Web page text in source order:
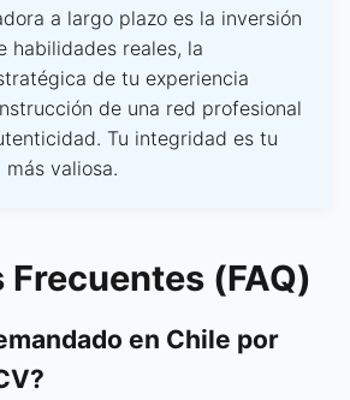
a largo plazo es la inversión
habilidades reales, la
de tu experiencia
de una red profesional
Tu integridad es tu
valiosa.
(FAQ)
en Chile por